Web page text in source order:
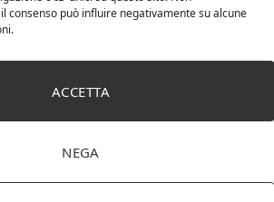
consenso può influire negativamente su alcune
ACCETTA
NEGA
quercia(In precedenza